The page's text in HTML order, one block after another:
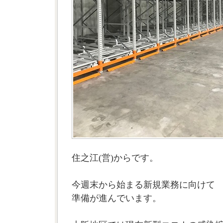
住之江(営)からです。
今週末から始まる新規業務に向けて
準備が進んでいます。